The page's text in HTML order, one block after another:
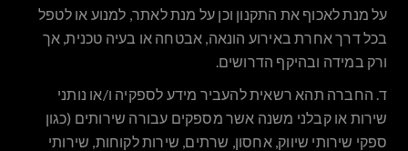
על מנת לאכוף את התקנון וכן על מנת לאתר, למנוע או לטפל
בכל דרך אחרת באירוע הונאה, אבטחה או בעיה טכנית, אך
ורק במידה ובהיקף הדרושים.
ד. החברה תהא רשאית להעביר מידע לספקיה ו/או נותני
שירות או קבלני משנה אשר מספקים עבורה שירותים (כגון
ספקי שירותי שיווק, אחסון, שרתים, שירות לקוחות, שירותי